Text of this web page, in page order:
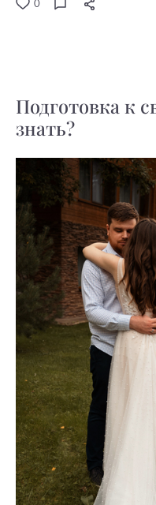
0
Подготовка к
знать?